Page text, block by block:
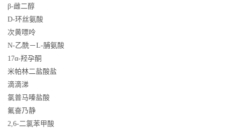
β-雌二醇
D-环丝氨酸
次黄嘌呤
N-乙酰－L-脯氨酸
17α-羟孕酮
米帕林二盐酸盐
滴滴涕
氯普马嗪盐酸
氟奋乃静
2,6-二氯苯甲酸